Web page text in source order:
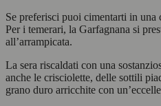
Se preferisci puoi cimentarti in
Per i temerari, la Garfagnana si
all’arrampicata.
La sera riscaldati con una
anche le crisciolette, delle sottili
grano duro arricchite con